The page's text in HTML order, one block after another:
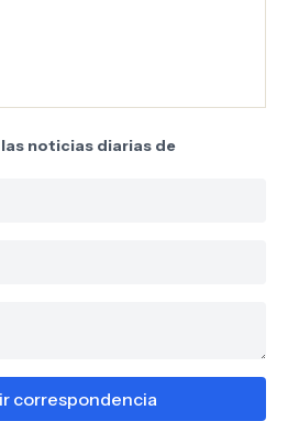
noticias diarias de